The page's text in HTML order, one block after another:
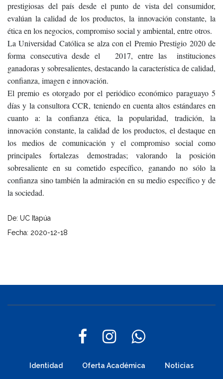
prestigiosas del país desde el punto de vista del consumidor,
evalúan la calidad de los productos, la innovación constante, la
ética en los negocios, compromiso social y ambiental, entre otros.
La Universidad Católica se alza con el Premio Prestigio 2020 de
forma consecutiva desde el 2017, entre las instituciones
ganadoras y sobresalientes, destacando la característica de calidad,
confianza, imagen e innovación.
El premio es otorgado por el periódico económico paraguayo 5
días y la consultora CCR, teniendo en cuenta altos estándares en
cuanto a: la confianza ética, la popularidad, tradición, la
innovación constante, la calidad de los productos, el destaque en
los medios de comunicación y el compromiso social como
principales fortalezas demostradas; valorando la posición
sobresaliente en su cometido específico, ganando no sólo la
confianza sino también la admiración en su medio específico y de
la sociedad.
De: UC Itapúa
Fecha: 2020-12-18
Identidad Oferta Académica Noticias